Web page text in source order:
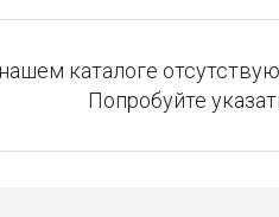
каталоге
Попробуйте